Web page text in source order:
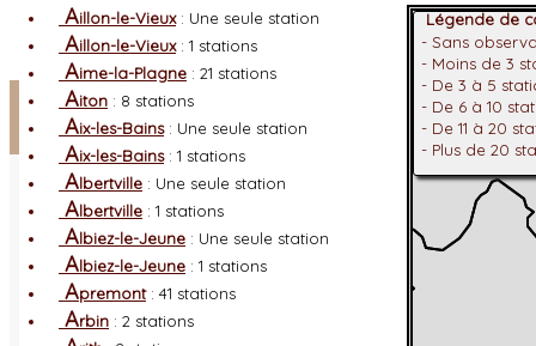
Facebook
Connexion adhérent
Aillon-le-Vieux: Une seule station
Aillon-le-Vieux: 1 stations
Aime-la-Plagne : 21 stations
Aiton : 8 stations
Aix-les-Bains: Une seule station
Aix-les-Bains: 1 stations
Albertville : Une seule station
Albertville : 1 stations
Albiez-le-Jeune : Une seule station
Albiez-le-Jeune : 1 stations
Apremont: 41 stations
Arbin : 2 stations
Légende de
- Sans
- Moins de 3
- De 3 à 5
- De 6 à 10
- De 11 à 20
- Plus de 20